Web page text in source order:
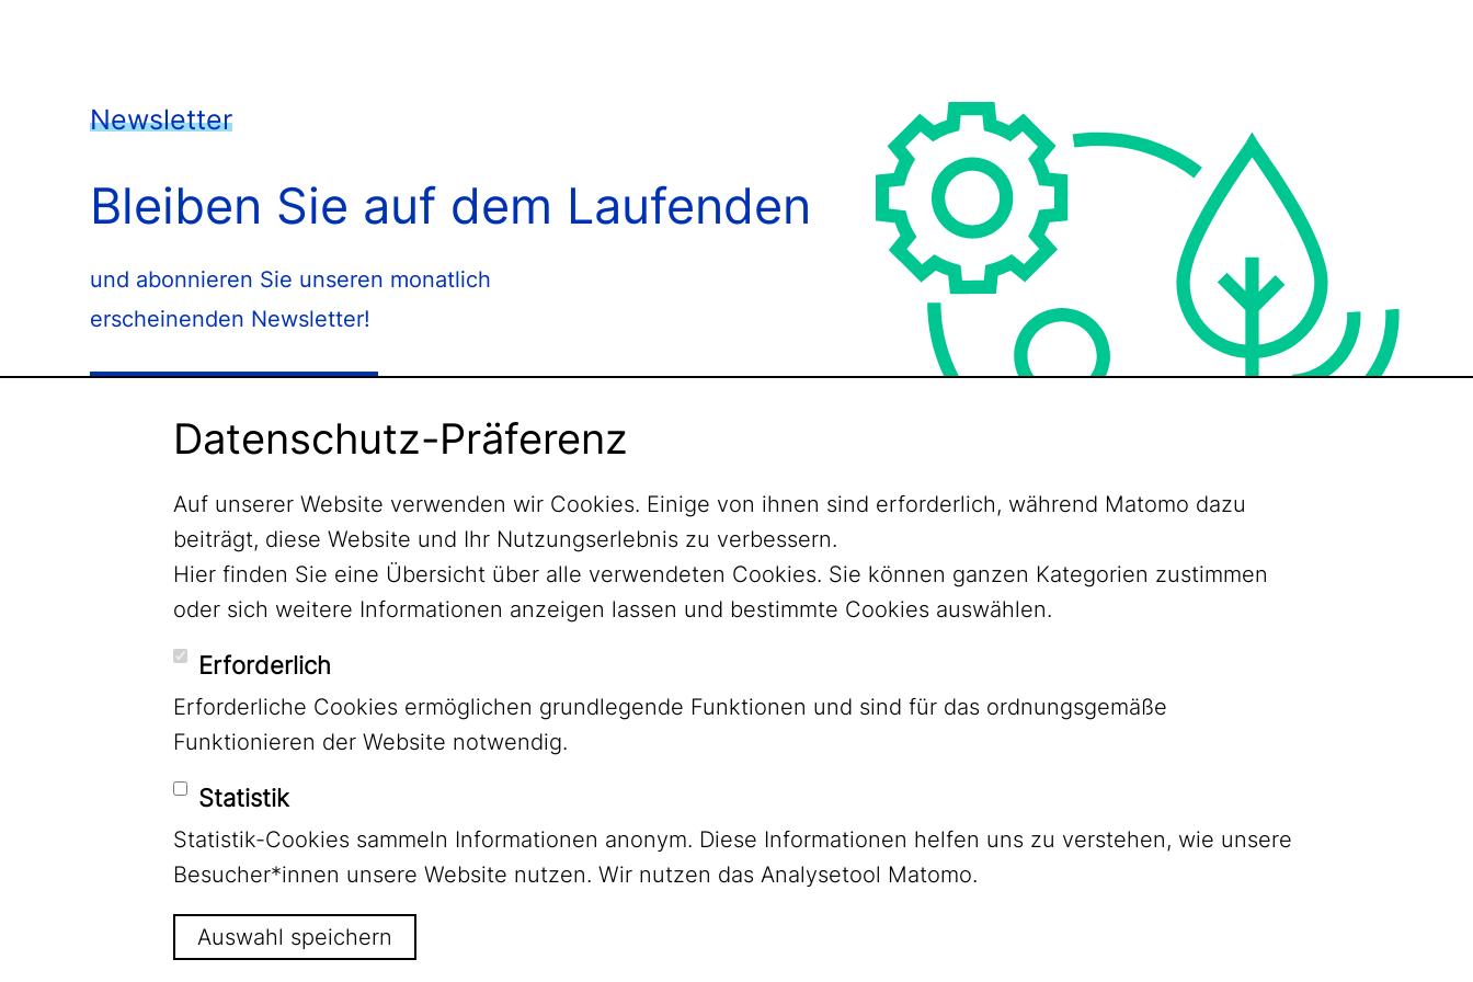
Newsletter
Bleiben Sie auf dem Laufenden
und abonnieren Sie unseren monatlich
erscheinenden Newsletter!
LinkedIn YouTube Mastodon Bluesky
Footer Menu
Datenschutz-Präferenz
Auf unserer Website verwenden wir Cookies. Einige von ihnen sind erforderlich, während Matomo dazu
beiträgt, diese Website und Ihr Nutzungserlebnis zu verbessern.
Hier finden Sie eine Übersicht über alle verwendeten Cookies. Sie können ganzen Kategorien zustimmen
oder sich weitere Informationen anzeigen lassen und bestimmte Cookies auswählen.
Erforderlich
Erforderliche Cookies ermöglichen grundlegende Funktionen und sind für das ordnungsgemäße
Funktionieren der Website notwendig.
Statistik
Statistik-Cookies sammeln Informationen anonym. Diese Informationen helfen uns zu verstehen, wie unsere
Besucher*innen unsere Website nutzen. Wir nutzen das Analysetool Matomo.
Auswahl speichern